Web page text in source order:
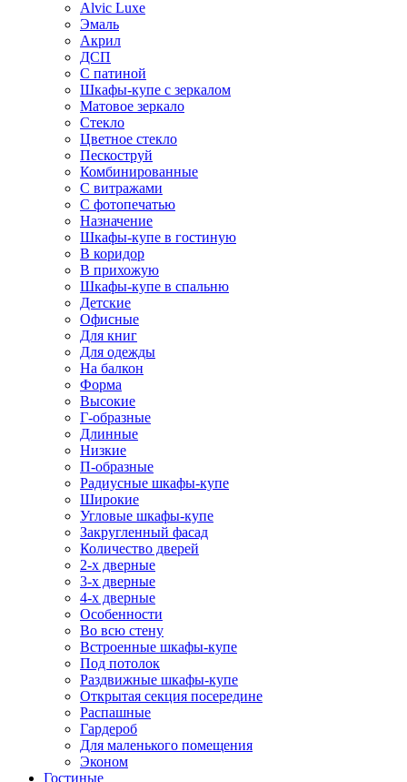
Alvic Luxe
Эмаль
Акрил
ДСП
С патиной
Шкафы-купе с зеркалом
Матовое зеркало
Стекло
Цветное стекло
Пескоструй
Комбинированные
С витражами
С фотопечатью
Назначение
Шкафы-купе в гостиную
В коридор
В прихожую
Шкафы-купе в спальню
Детские
Офисные
Для книг
Для одежды
На балкон
Форма
Высокие
Г-образные
Длинные
Низкие
П-образные
Радиусные шкафы-купе
Широкие
Угловые шкафы-купе
Закругленный фасад
Количество дверей
2-х дверные
3-х дверные
4-х дверные
Особенности
Во всю стену
Встроенные шкафы-купе
Под потолок
Раздвижные шкафы-купе
Открытая секция посередине
Распашные
Гардероб
Для маленького помещения
Эконом
Гостиные